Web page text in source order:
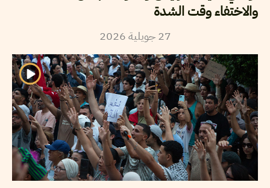
والاختفاء وقت الشدة
27 جويلية2026